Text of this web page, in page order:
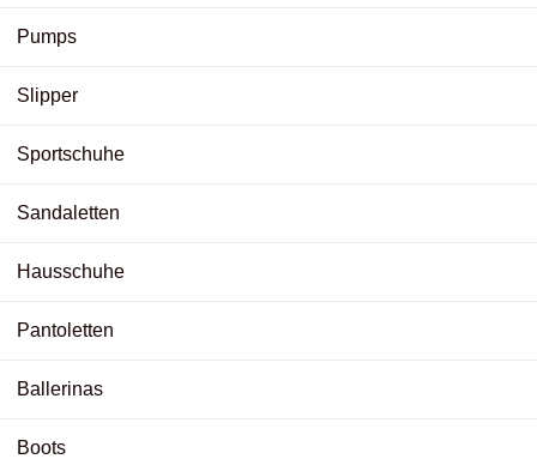
Pumps
Slipper
Sportschuhe
Sandaletten
Hausschuhe
Pantoletten
Ballerinas
Boots